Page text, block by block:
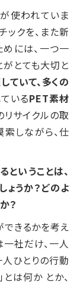
使われていま
ックを、また新
には、一つ一
とても大切と
ていて、多くの
いるPET素材
リサイクルの取
しながら、仕
いうことは、
うか？どのよ
？
できるかを考え
一社だけ、一人
ひとりの行動
は何か とか、